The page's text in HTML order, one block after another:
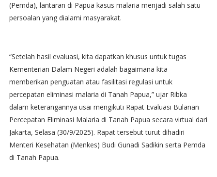
(Pemda), lantaran di Papua kasus malaria menjadi salah satu
persoalan yang dialami masyarakat.
“Setelah hasil evaluasi, kita dapatkan khusus untuk tugas
Kementerian Dalam Negeri adalah bagaimana kita
memberikan penguatan atau fasilitasi regulasi untuk
percepatan eliminasi malaria di Tanah Papua,” ujar Ribka
dalam keterangannya usai mengikuti Rapat Evaluasi Bulanan
Percepatan Eliminasi Malaria di Tanah Papua secara virtual dari
Jakarta, Selasa (30/9/2025). Rapat tersebut turut dihadiri
Menteri Kesehatan (Menkes) Budi Gunadi Sadikin serta Pemda
di Tanah Papua.